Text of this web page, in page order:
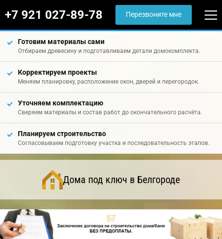
+7 921 027-89-78 Перезвоните мне
Готовим материалы сами
Отбираем древесину и подготавливаем детали домокомплекта.
Корректируем проекты
Меняем планировку, расположение окон, дверей и перегородок.
Уточняем комплектацию
Сверяем материалы и состав работ до окончательного расчёта.
Планируем строительство
Согласовываем подготовку участка и последовательность этапов.
Дома под ключ в Белгороде